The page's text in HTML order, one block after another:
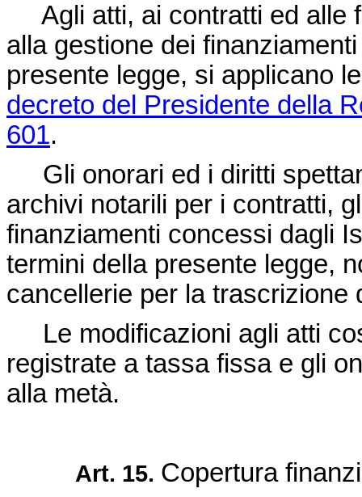
Agli atti, ai contratti ed alle
alla gestione dei
presente legge, si applicano
decreto del Presidente della
601.
Gli onorari ed i diritti
archivi notarili per i contratti,
finanziamenti concessi dagli
termini della presente legge,
cancellerie per la trascrizione
Le modificazioni agli atti
registrate a tassa fissa e gli
alla metà.
Art. 15. Copertura